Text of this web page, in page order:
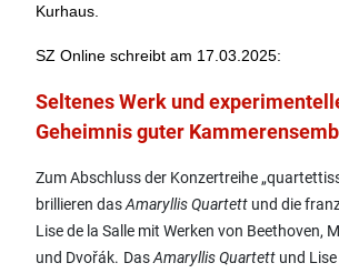
Kurhaus.
SZ Online schreibt am 17.03.2025:
Seltenes Werk und
Geheimnis guter
Zum Abschluss der Konzertreihe
brillieren dasAmaryllis Quartett und die
Lise de la Salle mit Werken von Beethoven,
und Dvořák. DasAmaryllis Quartett und